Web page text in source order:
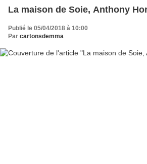
La maison de Soie, Anthony
Publié le 05/04/2018 à 10:00
Par cartonsdemma